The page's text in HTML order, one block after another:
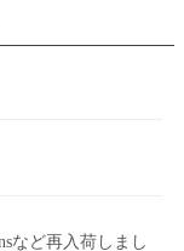
など再入荷しまし